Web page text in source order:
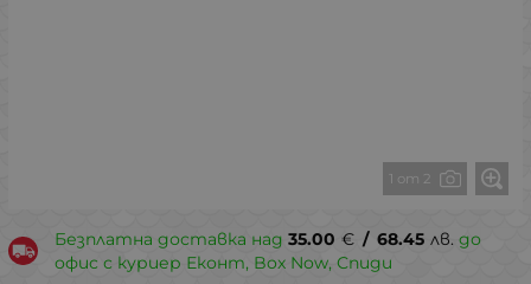
1 от 2
Безплатна доставка над 35.00 € / 68.45 лв. до
офис с куриер Еконт, Box Now, Спиди